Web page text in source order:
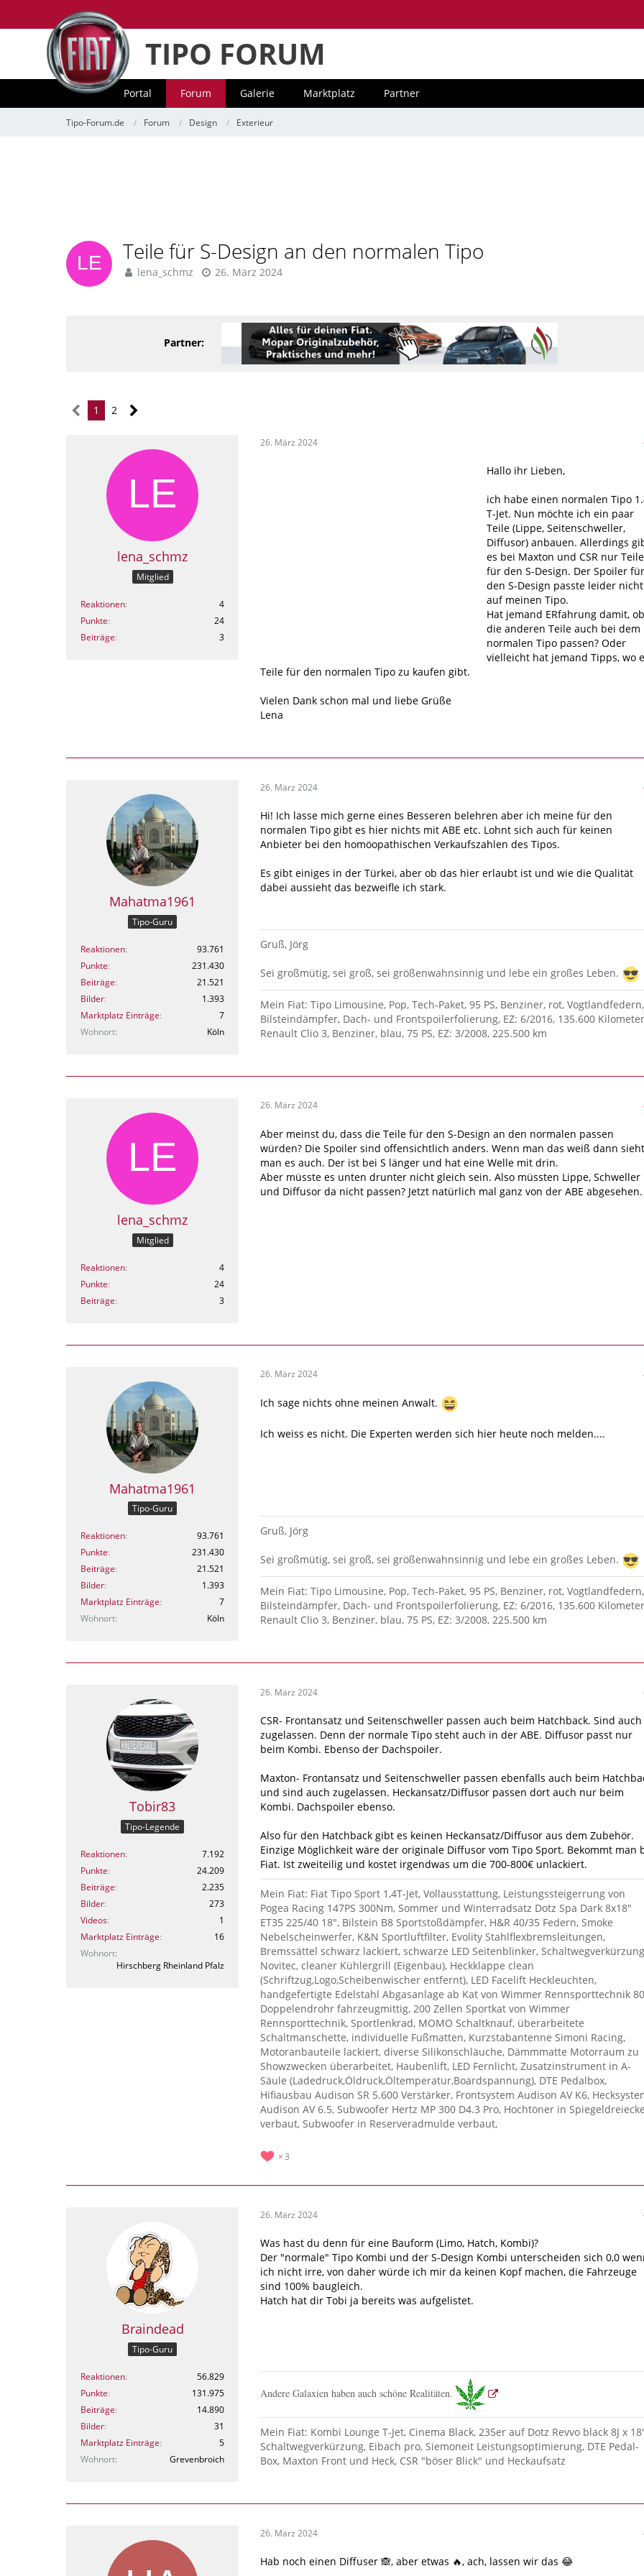
TIPO FORUM
Portal Forum Galerie Marktplatz Partner
Tipo-Forum.de Forum Design Exterieur
Teile für S-Design an den normalen Tipo
lena_schmz 26. März 2024
Partner:
1 2
lena_schmz
Mitglied
Reaktionen
4
Punkte
24
Beiträge
3
26. März 2024
Hallo ihr Lieben,
ich habe einen normalen Tipo
T-Jet. Nun möchte ich ein paar
Teile (Lippe, Seitenschweller,
Diffusor) anbauen. Allerdings
es bei Maxton und CSR nur Teile
für den S-Design. Der Spoiler für
den S-Design passte leider nicht
auf meinen Tipo.
Hat jemand ERfahrung damit, ob
die anderen Teile auch bei dem
normalen Tipo passen? Oder
vielleicht hat jemand Tipps, wo
Teile für den normalen Tipo zu kaufen gibt.
Vielen Dank schon mal und liebe Grüße
Lena
Mahatma1961
Tipo-Guru
Reaktionen
93.761
Punkte
231.430
Beiträge
21.521
Bilder
1.393
Marktplatz Einträge
7
Wohnort
Köln
26. März 2024
Hi! Ich lasse mich gerne eines Besseren belehren aber ich meine für den
normalen Tipo gibt es hier nichts mit ABE etc. Lohnt sich auch für keinen
Anbieter bei den homöopathischen Verkaufszahlen des Tipos.
Es gibt einiges in der Türkei, aber ob das hier erlaubt ist und wie die Qualität
dabei aussieht das bezweifle ich stark.
Gruß, Jörg
Sei großmütig, sei groß, sei größenwahnsinnig und lebe ein großes Leben.
Mein Fiat: Tipo Limousine, Pop, Tech-Paket, 95 PS, Benziner, rot, Vogtlandfedern,
Bilsteindämpfer, Dach- und Frontspoilerfolierung, EZ: 6/2016, 135.600
Renault Clio 3, Benziner, blau, 75 PS, EZ: 3/2008, 225.500 km
lena_schmz
Mitglied
Reaktionen
4
Punkte
24
Beiträge
3
26. März 2024
Aber meinst du, dass die Teile für den S-Design an den normalen passen
würden? Die Spoiler sind offensichtlich anders. Wenn man das weiß dann sieht
man es auch. Der ist bei S länger und hat eine Welle mit drin.
Aber müsste es unten drunter nicht gleich sein. Also müssten Lippe, Schweller
und Diffusor da nicht passen? Jetzt natürlich mal ganz von der ABE abgesehen.
Mahatma1961
Tipo-Guru
Reaktionen
93.761
Punkte
231.430
Beiträge
21.521
Bilder
1.393
Marktplatz Einträge
7
Wohnort
Köln
26. März 2024
Ich sage nichts ohne meinen Anwalt.
Ich weiss es nicht. Die Experten werden sich hier heute noch melden....
Gruß, Jörg
Sei großmütig, sei groß, sei größenwahnsinnig und lebe ein großes Leben.
Mein Fiat: Tipo Limousine, Pop, Tech-Paket, 95 PS, Benziner, rot, Vogtlandfedern,
Bilsteindämpfer, Dach- und Frontspoilerfolierung, EZ: 6/2016, 135.600
Renault Clio 3, Benziner, blau, 75 PS, EZ: 3/2008, 225.500 km
Tobir83
Tipo-Legende
Reaktionen
7.192
Punkte
24.209
Beiträge
2.235
Bilder
273
Videos
1
Marktplatz Einträge
16
Wohnort
Hirschberg Rheinland Pfalz
26. März 2024
CSR- Frontansatz und Seitenschweller passen auch beim Hatchback. Sind auch
zugelassen. Denn der normale Tipo steht auch in der ABE. Diffusor passt nur
beim Kombi. Ebenso der Dachspoiler.
Maxton- Frontansatz und Seitenschweller passen ebenfalls auch beim
und sind auch zugelassen. Heckansatz/Diffusor passen dort auch nur beim
Kombi. Dachspoiler ebenso.
Also für den Hatchback gibt es keinen Heckansatz/Diffusor aus dem Zubehör.
Einzige Möglichkeit wäre der originale Diffusor vom Tipo Sport. Bekommt man
Fiat. Ist zweiteilig und kostet irgendwas um die 700-800€ unlackiert.
Mein Fiat: Fiat Tipo Sport 1,4T-Jet, Vollausstattung, Leistungssteigerrung von
Pogea Racing 147PS 300Nm, Sommer und Winterradsatz Dotz Spa Dark 8x18"
ET35 225/40 18", Bilstein B8 Sportstoßdämpfer, H&R 40/35 Federn, Smoke
Nebelscheinwerfer, K&N Sportluftfilter, Evolity Stahlflexbremsleitungen,
Bremssättel schwarz lackiert, schwarze LED Seitenblinker, Schaltwegverkürzung
Novitec, cleaner Kühlergrill (Eigenbau), Heckklappe clean
(Schriftzug,Logo,Scheibenwischer entfernt), LED Facelift Heckleuchten,
handgefertigte Edelstahl Abgasanlage ab Kat von Wimmer Rennsporttechnik
Doppelendrohr fahrzeugmittig, 200 Zellen Sportkat von Wimmer
Rennsporttechnik, Sportlenkrad, MOMO Schaltknauf, überarbeitete
Schaltmanschette, individuelle Fußmatten, Kurzstabantenne Simoni Racing,
Motoranbauteile lackiert, diverse Silikonschläuche, Dämmmatte Motorraum zu
Showzwecken überarbeitet, Haubenlift, LED Fernlicht, Zusatzinstrument in A-
Säule (Ladedruck,Öldruck,Öltemperatur,Boardspannung), DTE Pedalbox,
Hifiausbau Audison SR 5.600 Verstärker, Frontsystem Audison AV K6,
Audison AV 6.5, Subwoofer Hertz MP 300 D4.3 Pro, Hochtöner in
verbaut, Subwoofer in Reserveradmulde verbaut,
3
Braindead
Tipo-Guru
Reaktionen
56.829
Punkte
131.975
Beiträge
14.890
Bilder
31
Marktplatz Einträge
5
Wohnort
Grevenbroich
26. März 2024
Was hast du denn für eine Bauform (Limo, Hatch, Kombi)?
Der "normale" Tipo Kombi und der S-Design Kombi unterscheiden sich 0,0
ich nicht irre, von daher würde ich mir da keinen Kopf machen, die Fahrzeuge
sind 100% baugleich.
Hatch hat dir Tobi ja bereits was aufgelistet.
Andere Galaxien haben auch schöne Realitäten.
Mein Fiat: Kombi Lounge T-Jet, Cinema Black, 235er auf Dotz Revvo black 8J x
Schaltwegverkürzung, Eibach pro, Siemoneit Leistungsoptimierung, DTE Pedal-
Box, Maxton Front und Heck, CSR "böser Blick" und Heckaufsatz
26. März 2024
Hab noch einen Diffuser 🙈, aber etwas 🔥, ach, lassen wir das 😂